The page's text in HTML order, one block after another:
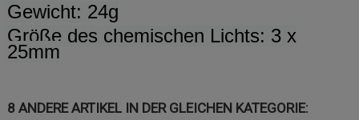
Gewicht: 24g
Größe des chemischen Lichts: 3 x
25mm
8 ANDERE ARTIKEL IN DER GLEICHEN KATEGORIE: